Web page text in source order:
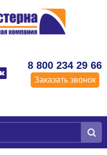
8 800 234 29 66
Заказать звонок